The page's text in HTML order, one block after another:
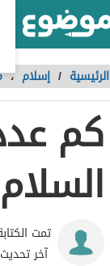
الرئيسية / إسلام ،
كم
السلام
تمت
آخر